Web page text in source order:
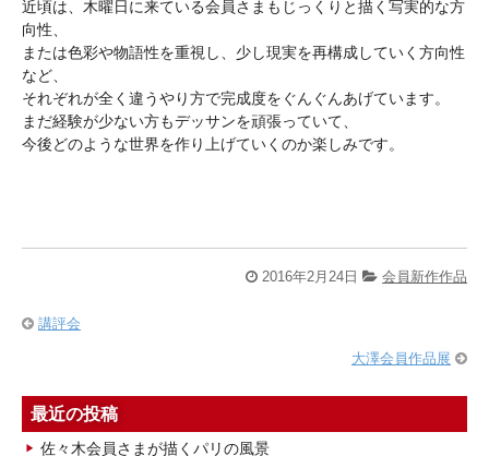
近頃は、木曜日に来ている会員さまもじっくりと描く写実的な方
向性、
または色彩や物語性を重視し、少し現実を再構成していく方向性
など、
それぞれが全く違うやり方で完成度をぐんぐんあげています。
まだ経験が少ない方もデッサンを頑張っていて、
今後どのような世界を作り上げていくのか楽しみです。
2016年2月24日 会員新作作品
講評会
大澤会員作品展
最近の投稿
佐々木会員さまが描くパリの風景